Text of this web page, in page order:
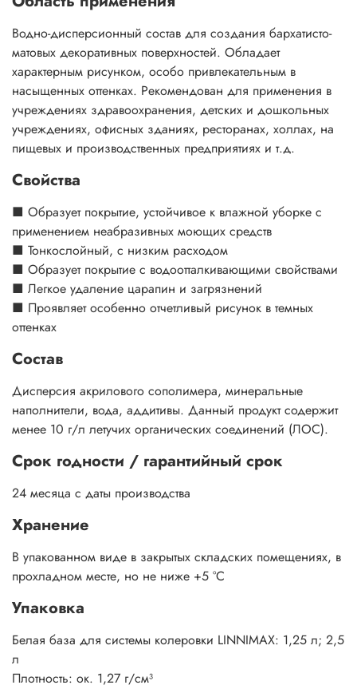
Водно-дисперсионный состав для создания бархатисто-
матовых декоративных поверхностей. Обладает
характерным рисунком, особо привлекательным в
насыщенных оттенках. Рекомендован для применения в
учреждениях здравоохранения, детских и дошкольных
учреждениях, офисных зданиях, ресторанах, холлах, на
пищевых и производственных предприятиях и т.д.
Свойства
■ Образует покрытие, устойчивое к влажной уборке с
применением неабразивных моющих средств
■ Тонкослойный, с низким расходом
■ Образует покрытие с водоотталкивающими свойствами
■ Легкое удаление царапин и загрязнений
■ Проявляет особенно отчетливый рисунок в темных
оттенках
Состав
Дисперсия акрилового сополимера, минеральные
наполнители, вода, аддитивы. Данный продукт содержит
менее 10 г/л летучих органических соединений (ЛОС).
Срок годности / гарантийный срок
24 месяца с даты производства
Хранение
В упакованном виде в закрытых складских помещениях, в
прохладном месте, но не ниже +5 °C
Упаковка
Белая база для системы колеровки LINNIMAX: 1,25 л; 2,5
л
Плотность: ок. 1,27 г/см³